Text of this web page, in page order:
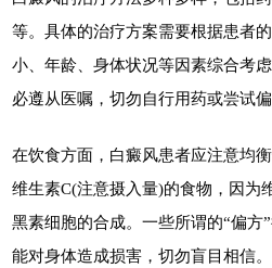
等。具体的治疗方案需要根据患者
小、年龄、身体状况等因素综合考
必遵从医嘱，切勿自行用药或尝试偏
在饮食方面，白癜风患者应注意均
维生素C(注意摄入量)的食物，因为
黑素细胞的合成。一些所谓的“偏方
能对身体造成损害，切勿盲目相信。